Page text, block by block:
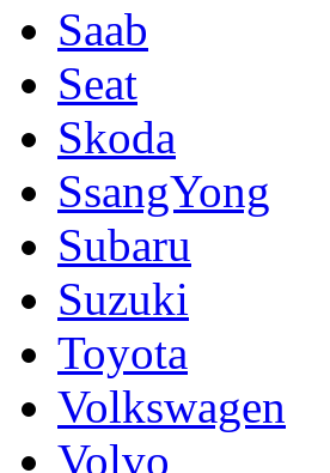
Saab
Seat
Skoda
SsangYong
Subaru
Suzuki
Toyota
Volkswagen
Volvo